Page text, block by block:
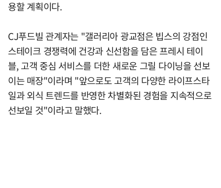
용할 계획이다.
CJ푸드빌 관계자는 "갤러리아 광교점은 빕스의 강점인
스테이크 경쟁력에 건강과 신선함을 담은 프레시 테이
블, 고객 중심 서비스를 더한 새로운 그릴 다이닝을 선보
이는 매장"이라며 "앞으로도 고객의 다양한 라이프스타
일과 외식 트렌드를 반영한 차별화된 경험을 지속적으로
선보일 것"이라고 말했다.